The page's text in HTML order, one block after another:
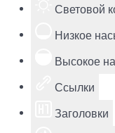
Световой
Низкое
Высокое
Ссылки
Заголовки